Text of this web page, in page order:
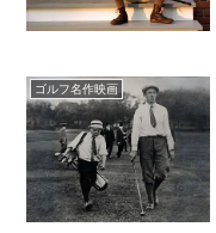
ゴルフ名作映画